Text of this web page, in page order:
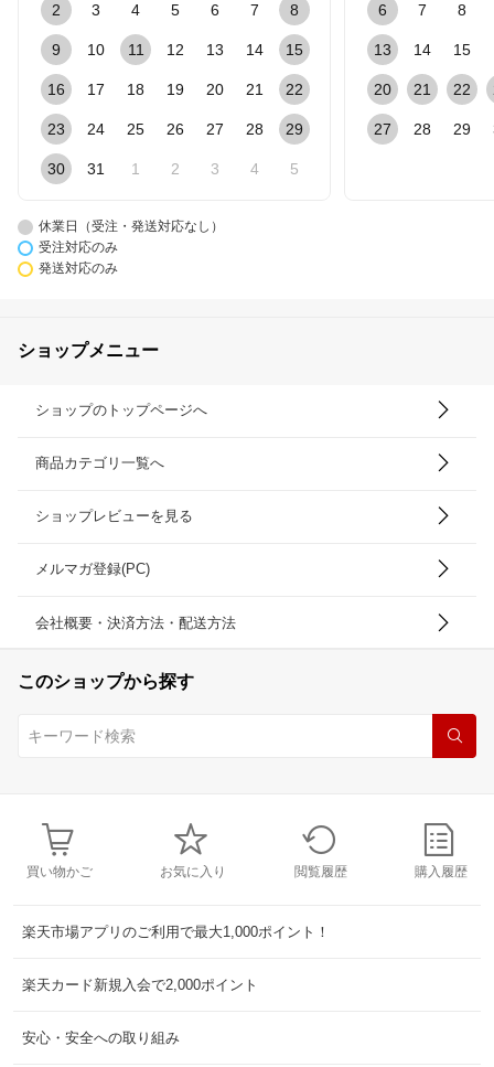
2 3 4 5 6 7 8
9 10 11 12 13 14 15
16 17 18 19 20 21 22
23 24 25 26 27 28 29
30 31 1 2 3 4 5
6 7 8
13 14 15
20 21 22
27 28 29
休業日（受注・発送対応なし）
受注対応のみ
発送対応のみ
ショップメニュー
ショップのトップページへ
商品カテゴリ一覧へ
ショップレビューを見る
メルマガ登録(PC)
会社概要・決済方法・配送方法
このショップから探す
買い物かご お気に入り 閲覧履歴 購入履歴
楽天市場アプリのご利用で最大1,000ポイント！
楽天カード新規入会で2,000ポイント
安心・安全への取り組み